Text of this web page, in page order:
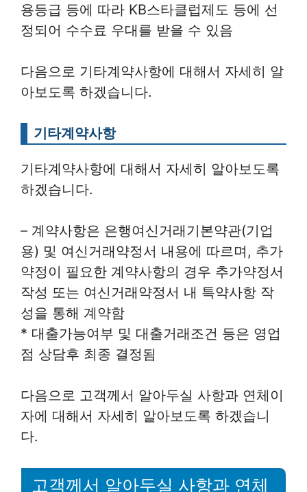
용등급 등에 따라 KB스타클럽제도 등에 선
정되어 수수료 우대를 받을 수 있음
다음으로 기타계약사항에 대해서 자세히 알
아보도록 하겠습니다.
기타계약사항
기타계약사항에 대해서 자세히 알아보도록
하겠습니다.
– 계약사항은 은행여신거래기본약관(기업
용) 및 여신거래약정서 내용에 따르며, 추가
약정이 필요한 계약사항의 경우 추가약정서
작성 또는 여신거래약정서 내 특약사항 작
성을 통해 계약함
* 대출가능여부 및 대출거래조건 등은 영업
점 상담후 최종 결정됨
다음으로 고객께서 알아두실 사항과 연체이
자에 대해서 자세히 알아보도록 하겠습니
다.
고객께서 알아두실 사항과 연체